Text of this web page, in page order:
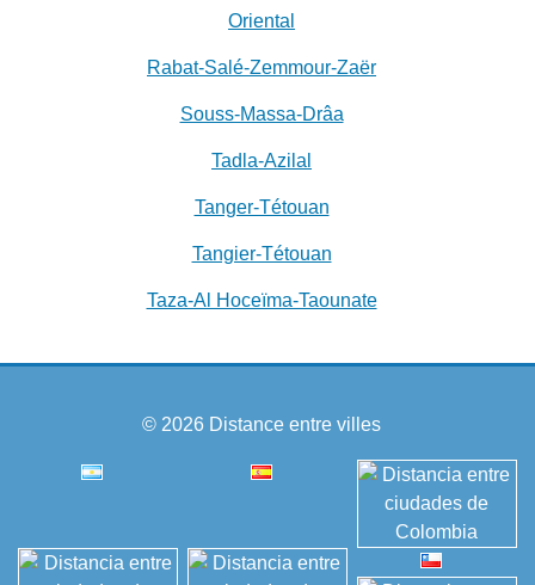
Oriental
Rabat-Salé-Zemmour-Zaër
Souss-Massa-Drâa
Tadla-Azilal
Tanger-Tétouan
Tangier-Tétouan
Taza-Al Hoceïma-Taounate
© 2026 Distance entre villes